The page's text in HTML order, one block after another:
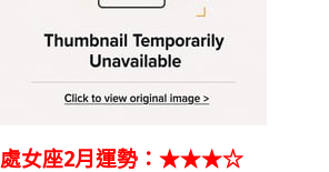
處女座2月運勢：★★★☆